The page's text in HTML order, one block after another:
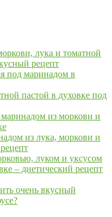
лука и томатной
рецепт
под маринадом в
пастой в духовке под
из моркови и
из лука, моркови и
луком и уксусом
– диетический рецепт
очень вкусный